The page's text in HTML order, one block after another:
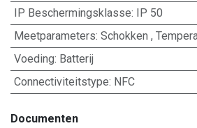
IP Beschermingsklasse: IP 50
Meetparameters: Schokken ,
Voeding: Batterij
Connectiviteitstype: NFC
Documenten